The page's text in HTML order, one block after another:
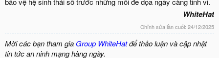
WhiteHat
Chỉnh sửa lần cuối: 24/12/2025
Mời các bạn tham gia Group WhiteHatđể thảo luận và cập nhật
tin tức an ninh mạng hàng ngày.